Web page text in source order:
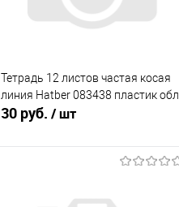
Тетрадь 12 листов частая косая
линия Hatber 083438 пластик обл
30 руб. / шт